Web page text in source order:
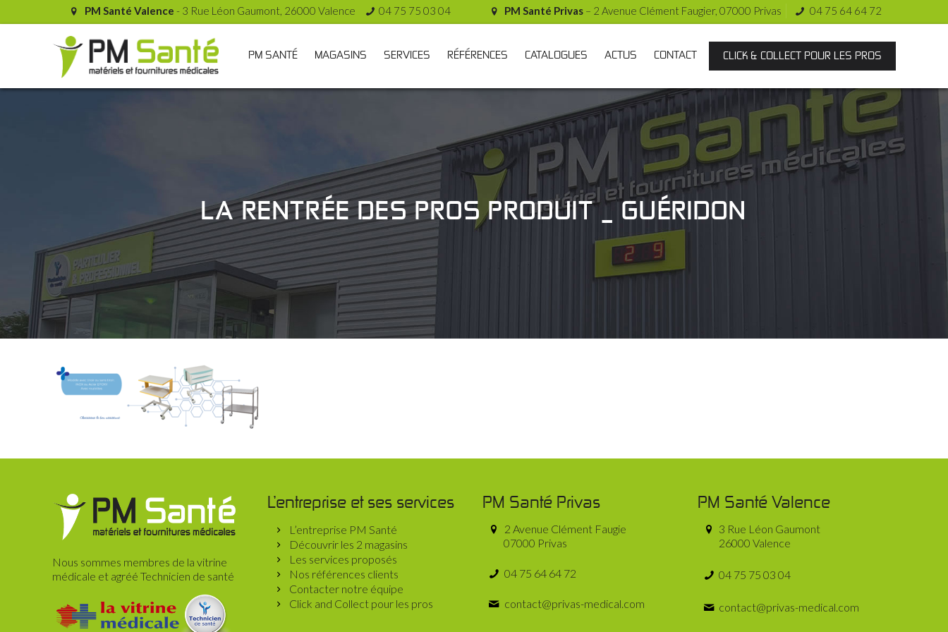
PM Santé Valence - 3 Rue Léon Gaumont, 26000 Valence 04 75 75 03 04 PM Santé Privas– 2 Avenue Clément Faugier, 07000 Privas 04 75 64 64 72
PM SANTÉ MAGASINS SERVICES RÉFÉRENCES CATALOGUES ACTUS CONTACT CLICK & COLLECT POUR LES PROS
LA RENTRÉE DES PROS PRODUIT _ GUÉRIDON
Nous sommes membres de la vitrine
médicale et agréé Technicien de santé
L’entreprise et ses services
L’entreprise PM Santé
Découvrir les 2 magasins
Les services proposés
Nos références clients
Contacter notre équipe
Click and Collect pour les pros
PM Santé Privas
2 Avenue Clément Faugie
07000 Privas
04 75 64 64 72
contact@privas-medical.com
PM Santé Valence
3 Rue Léon Gaumont
26000 Valence
04 75 75 03 04
contact@privas-medical.com